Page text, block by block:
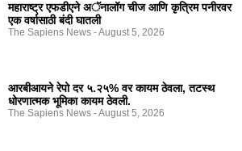
महाराष्ट्र एफडीएने अॅनालॉग चीज आणि कृत्रिम पनीरवर
एक वर्षासाठी बंदी घातली
The Sapiens News August 5, 2026
आरबीआयने रेपो दर ५.२५% वर कायम ठेवला, तटस्थ
धोरणात्मक भूमिका कायम ठेवली.
The Sapiens News August 5, 2026